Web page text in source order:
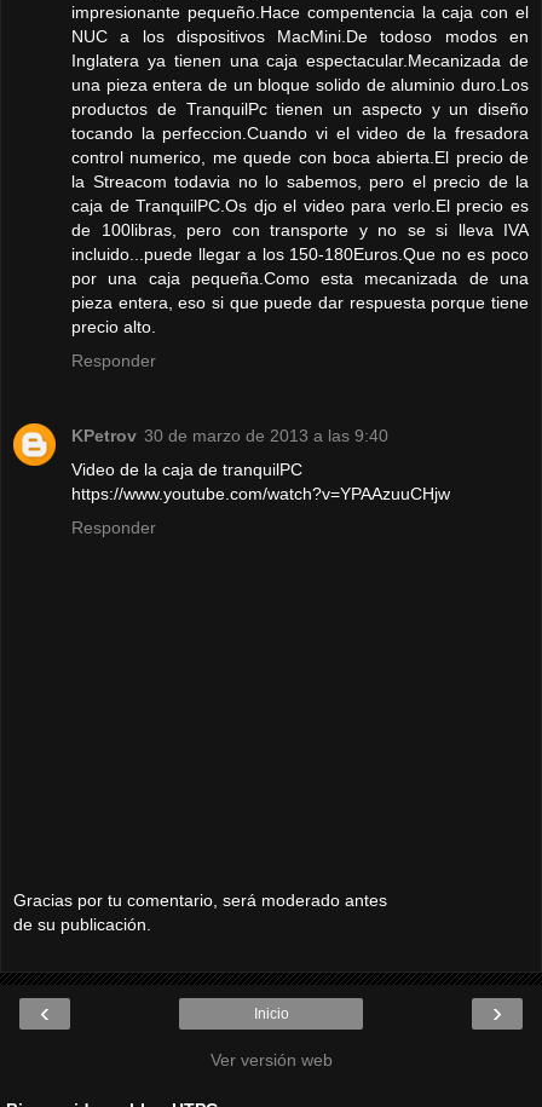
impresionante pequeño.Hace compentencia la caja con el
NUC a los dispositivos MacMini.De todoso modos en
Inglatera ya tienen una caja espectacular.Mecanizada de
una pieza entera de un bloque solido de aluminio duro.Los
productos de TranquilPc tienen un aspecto y un diseño
tocando la perfeccion.Cuando vi el video de la fresadora
control numerico, me quede con boca abierta.El precio de
la Streacom todavia no lo sabemos, pero el precio de la
caja de TranquilPC.Os djo el video para verlo.El precio es
de 100libras, pero con transporte y no se si lleva IVA
incluido...puede llegar a los 150-180Euros.Que no es poco
por una caja pequeña.Como esta mecanizada de una
pieza entera, eso si que puede dar respuesta porque tiene
precio alto.
Responder
KPetrov 30 de marzo de 2013 a las 9:40
Video de la caja de tranquilPC
https://www.youtube.com/watch?v=YPAAzuuCHjw
Responder
Gracias por tu comentario, será moderado antes
de su publicación.
‹ ›
Inicio
Ver versión web